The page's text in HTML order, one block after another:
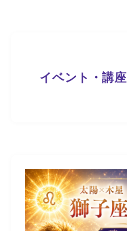
イベント・講座